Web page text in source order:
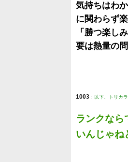
気持ちはわ
に関わらず
「勝つ楽し
要は熱量の
1003 : 以下、トリカ
ランクなら
いんじゃね